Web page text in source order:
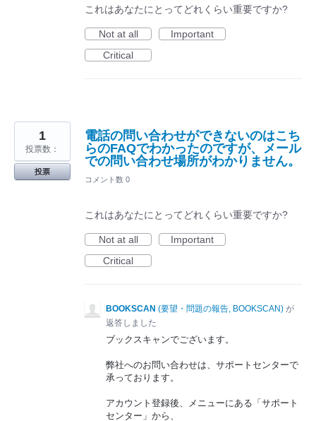
これはあなたにとってどれくらい重要ですか?
Not at all
Important
Critical
電話の問い合わせができないのはこち
らのFAQでわかったのですが、メール
での問い合わせ場所がわかりません。
1
投票数：
投票
コメント数 0
これはあなたにとってどれくらい重要ですか?
Not at all
Important
Critical
BOOKSCAN (要望・問題の報告, BOOKSCAN) が
返答しました
ブックスキャンでございます。
弊社へのお問い合わせは、サポートセンターで
承っております。
アカウント登録後、メニューにある「サポート
センター」から、